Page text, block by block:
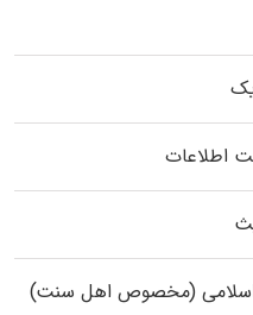
اطلاعات
اسلامی (مخصوص اهل سنت)